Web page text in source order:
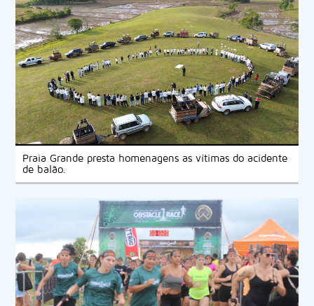
Praia Grande presta homenagens as vítimas do acidente
de balão.